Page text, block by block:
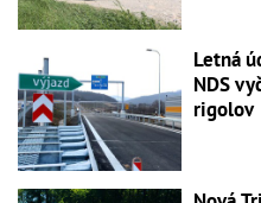
Letná
NDS
rigolov